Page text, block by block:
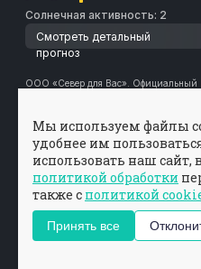
Солнечная активность: 2
Смотреть детальный
прогноз
ООО «Север для Вас». Официальный
ОГРН 1195190002920
© 2026. Все права на контент
«Север для Вас». Копирование любых
согласования и одобрения не
Вся информация на сайте размещена с
данных в соответствии с 152-ФЗ «О
отношении обработки персональных
и запреты не установлены.
Мы используем файлы
удобнее им
использовать наш сайт,
политикой обработки
также с политикой
Принять все